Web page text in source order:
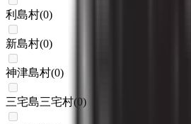
利島村(0)
新島村(0)
神津島村(0)
三宅島三宅村(0)